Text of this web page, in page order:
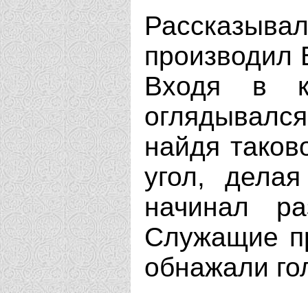
Входя в
найдя
угол,
начинал
Служащие
обнажали